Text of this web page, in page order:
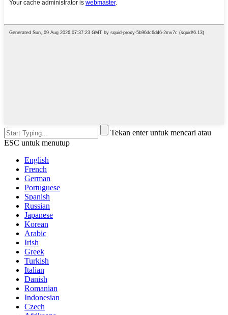
Tekan enter untuk mencari atau
ESC untuk menutup
English
French
German
Portuguese
Spanish
Russian
Japanese
Korean
Arabic
Irish
Greek
Turkish
Italian
Danish
Romanian
Indonesian
Czech